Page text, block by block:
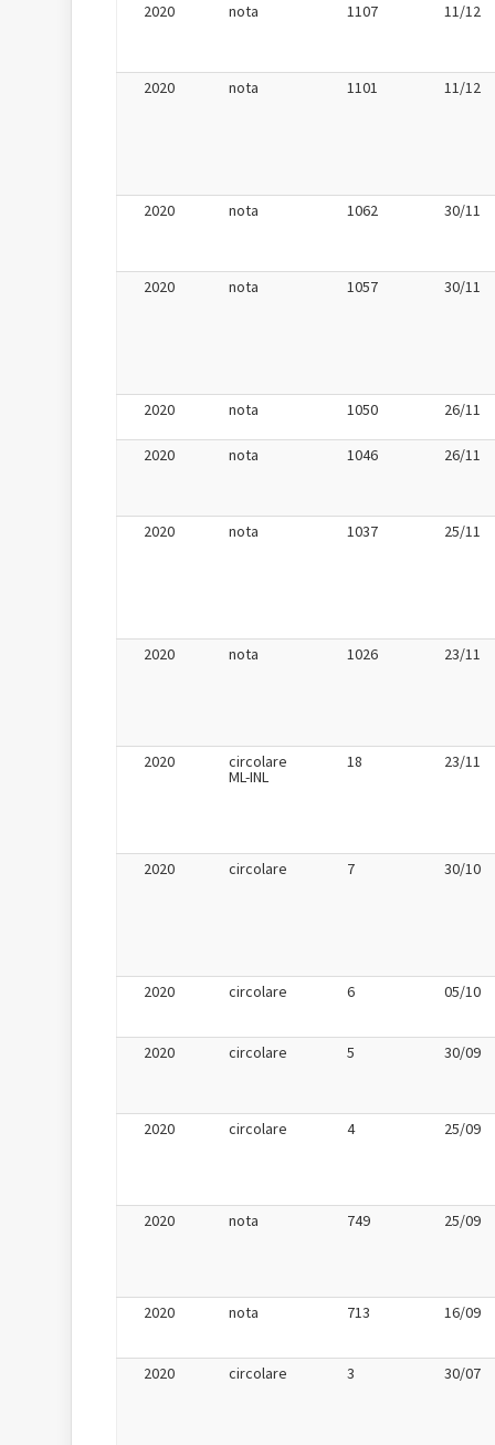
2020 nota 1107 11/12
2020 nota 1101 11/12
2020 nota 1062 30/11
2020 nota 1057 30/11
2020 nota 1050 26/11
2020 nota 1046 26/11
2020 nota 1037 25/11
2020 nota 1026 23/11
2020 circolare
ML-INL
18 23/11
2020 circolare 7 30/10
2020 circolare 6 05/10
2020 circolare 5 30/09
2020 circolare 4 25/09
2020 nota 749 25/09
2020 nota 713 16/09
2020 circolare 3 30/07